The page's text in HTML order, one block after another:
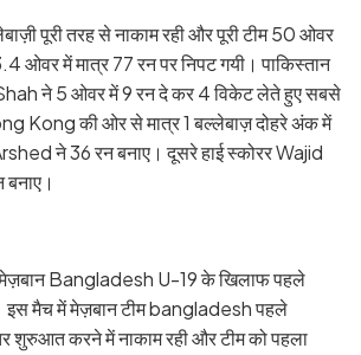
पूरी तरह से नाकाम रही और पूरी टीम 50 ओवर
ओवर में मात्र 77 रन पर निपट गयी। पाकिस्तान
ने 5 ओवर में 9 रन दे कर 4 विकेट लेते हुए सबसे
Kong की ओर से मात्र 1 बल्लेबाज़ दोहरे अंक में
ने 36 रन बनाए। दूसरे हाई स्कोरर Wajid
बनाए।
Bangladesh U-19 के खिलाफ पहले
इस मैच में मेज़बान टीम bangladesh पहले
शुरुआत करने में नाकाम रही और टीम को पहला